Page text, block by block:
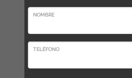
NOMBRE
TELÉFONO